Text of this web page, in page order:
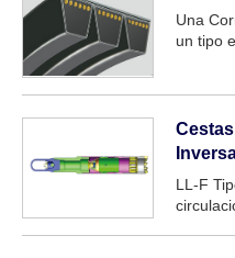
Una
un tipo
una
amplia,
LL-F